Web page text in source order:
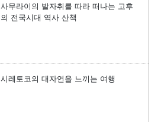
사무라이의 발자취를 따라 떠나는 고후
의 전국시대 역사 산책
시레토코의 대자연을 느끼는 여행